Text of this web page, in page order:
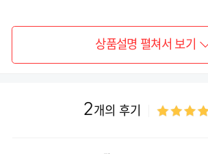
상품설명 펼쳐서 보기
2개의 후기